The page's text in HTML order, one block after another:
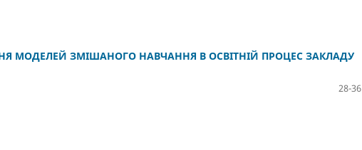
МОДЕЛЕЙ ЗМІШАНОГО НАВЧАННЯ В ОСВІТНІЙ ПРОЦЕС ЗАКЛАДУ
28-36